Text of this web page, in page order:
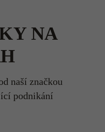
NA
naší značkou
podnikání